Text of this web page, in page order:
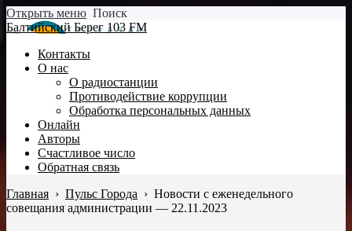
Открыть меню Поиск
Балтийский Берег 103 FM
Контакты
О нас
О радиостанции
Противодействие коррупции
Обработка персональных данных
Онлайн
Авторы
Счастливое число
Обратная связь
Главная › Пульс Города › Новости с еженедельного
совещания администрации — 22.11.2023